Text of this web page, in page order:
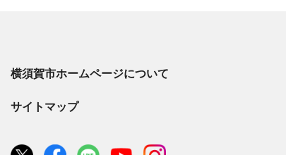
横須賀市ホームページについて
サイトマップ